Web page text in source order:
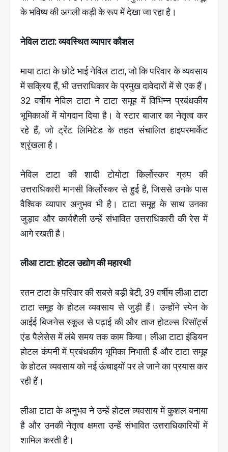
के भविष्य की अगली कड़ी के रूप में देखा जा रहा है।
नेविल टाटा: व्यवस्थित व्यापार कौशल
माया टाटा के छोटे भाई नेविल टाटा, जो कि परिवार के व्यवसाय
में सक्रिय हैं, भी उत्तराधिकार के प्रमुख दावेदारों में से एक हैं।
32 वर्षीय नेविल टाटा ने टाटा समूह में विभिन्न प्रबंधकीय
भूमिकाओं में योगदान दिया है। वे स्टार बाजार का नेतृत्व कर
रहे हैं, जो ट्रेंट लिमिटेड के तहत संचालित हाइपरमार्केट
श्रृंखला है।
नेविल टाटा की शादी टोयोटा किर्लोस्कर ग्रुप की
उत्तराधिकारी मानसी किर्लोस्कर से हुई है, जिससे उनके पास
वैश्विक व्यापार अनुभव भी है। टाटा समूह के साथ उनका
जुड़ाव और कार्यशैली उन्हें संभावित उत्तराधिकारी की रेस में
आगे रखती है।
लीआ टाटा: होटल उद्योग की महारथी
रतन टाटा के परिवार की सबसे बड़ी बेटी, 39 वर्षीय लीआ टाटा
टाटा समूह के होटल व्यवसाय से जुड़ी हैं। उन्होंने स्पेन के
आईई बिजनेस स्कूल से पढ़ाई की और ताज होटल्स रिसॉर्ट्स
एंड पैलेसेस में लंबे समय तक काम किया। लीआ टाटा इंडियन
होटल कंपनी में प्रबंधकीय भूमिका निभाती हैं और टाटा समूह
के होटल व्यवसाय को नई ऊंचाइयों पर ले जाने का प्रयास कर
रही हैं।
लीआ टाटा के अनुभव ने उन्हें होटल व्यवसाय में कुशल बनाया
है और उनकी नेतृत्व क्षमता उन्हें संभावित उत्तराधिकारियों में
शामिल करती है।